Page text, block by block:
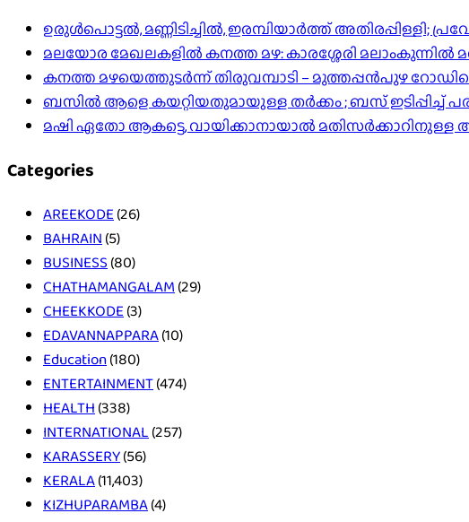
ഉരുൾപൊട്ടൽ, മണ്ണിടിച്ചിൽ, ഇരമ്പിയാര്‍ത്ത്
മലയോര മേഖലകളിൽ കനത്ത മഴ: കാരശ്ശേരി മലാംകുന്നിൽ
കനത്ത മഴയെത്തുടർന്ന് തിരുവമ്പാടി – മുത്തപ്പൻപുഴ
ബസിൽ ആളെ കയറ്റിയതുമായുള്ള തർക്കം ; ബസ് ഇടിപ്പിച്ച്
മഷി ഏതോ ആകട്ടെ, വായിക്കാനായാൽ
Categories
AREEKODE (26)
BAHRAIN (5)
BUSINESS (80)
CHATHAMANGALAM (29)
CHEEKKODE (3)
EDAVANNAPPARA(10)
Education(180)
ENTERTAINMENT(474)
HEALTH (338)
INTERNATIONAL (257)
KARASSERY(56)
KERALA(11,403)
KIZHUPARAMBA(4)